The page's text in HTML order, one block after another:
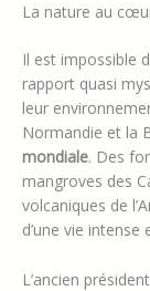
La nature au
Il est impossible
rapport quasi
leur
Normandie et la
mondiale. Des
mangroves des
volcaniques de
d’une vie intense
L’ancien